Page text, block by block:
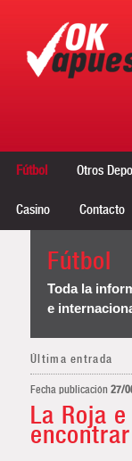
Menú principal
Ir al contenido
Ir al contenido
Fútbol Otros
Casino Contacto
Fútbol
Toda la
e
Última entrada
La Roja
encontrar
Fecha publicación27/